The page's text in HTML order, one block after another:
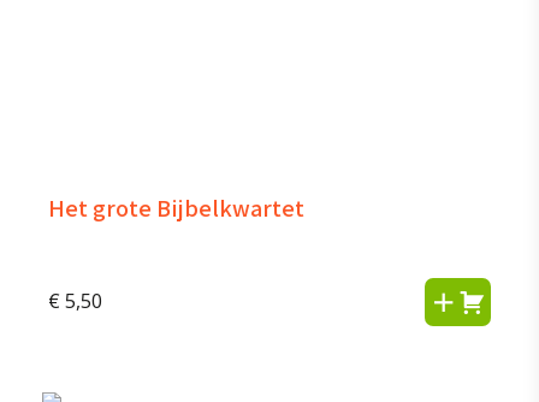
Het grote Bijbelkwartet
€ 5,50